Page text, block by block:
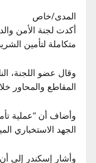
المدى/خاص
أكدت لجنة الأمن
متكاملة لتأمين الشريط
وقال عضو اللجنة،
المقاطع والمحاور
وأضاف أن “عملية
الجهد الاستخباري
وأشار إسكندر إلى